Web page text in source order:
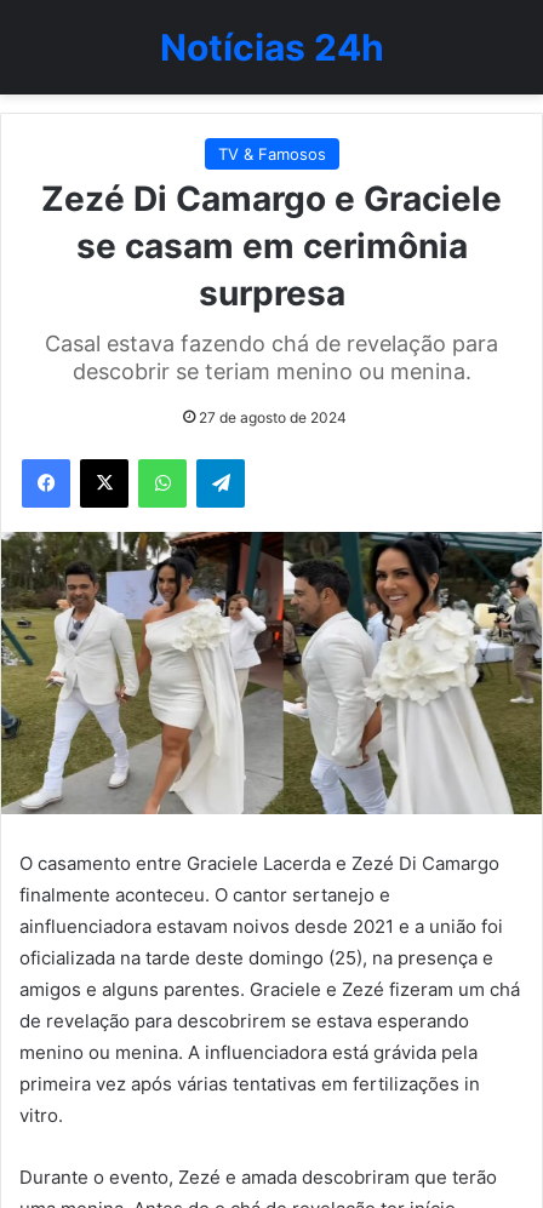
Notícias 24h
TV & Famosos
Zezé Di Camargo e Graciele
se casam em cerimônia
surpresa
Casal estava fazendo chá de revelação para
descobrir se teriam menino ou menina.
27 de agosto de 2024
WhatsAppTelegram
O casamento entre Graciele Lacerda e Zezé Di Camargo
finalmente aconteceu. O cantor sertanejo e
ainfluenciadora estavam noivos desde 2021 e a união foi
oficializada na tarde deste domingo (25), na presença e
amigos e alguns parentes. Graciele e Zezé fizeram um chá
de revelação para descobrirem se estava esperando
menino ou menina. A influenciadora está grávida pela
primeira vez após várias tentativas em fertilizações in
vitro.
Durante o evento, Zezé e amada descobriram que terão